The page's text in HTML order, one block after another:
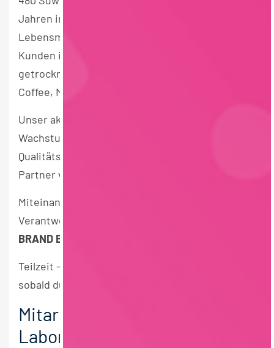
Jahren international erfolgreich in der
Lebensmittelindustrie beliefern wir unsere
Kunden im B2B-Geschäft mit exklusiven
getrockneten Ingredients aus den Bereichen
Coffee, Milk und Bakery.
Unser aktives Bestreben nach Innovation und
Wachstum gepaart mit erstklassigen
Qualitätsstandards macht uns zum verlässlichen
Partner von heute und morgen.
Miteinander und füreinander leben wir
Verantwortung für unsere Zukunft als
BRAND BEHIND YOUR BRAND.
Teilzeit – mindestens 25 Stunden/Woche | Start:
sobald du bereit bist
Mitarbeiter mikrobiologisches
Labor (m/w/d)